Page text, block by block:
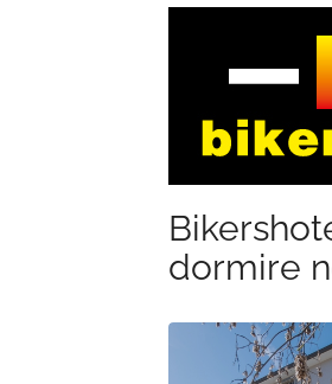
dormire